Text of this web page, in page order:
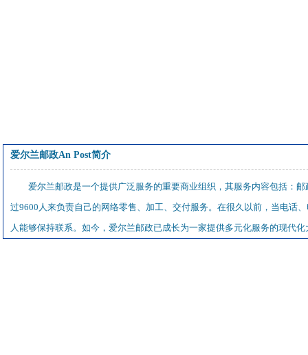
爱尔兰邮政An Post简介
爱尔兰邮政是一个提供广泛服务的重要商业组织，其服务内容包括：
过9600人来负责自己的网络零售、加工、交付服务。在很久以前，当电话
人能够保持联系。如今，爱尔兰邮政已成长为一家提供多元化服务的现代